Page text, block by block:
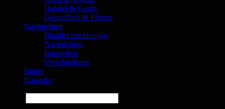
Handel & Gastro
Gesundheit & Fitness
Nachrichten
Blaulichtmeldungen
Nachrichten
Baustellen
Verschiedenes
Bilder
Kalender